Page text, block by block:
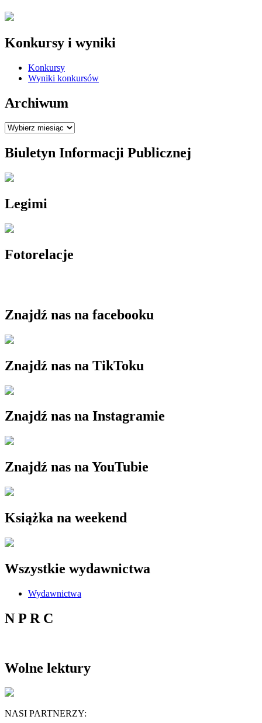
Konkursy i wyniki
Konkursy
Wyniki konkursów
Archiwum
Archiwum
Biuletyn Informacji Publicznej
Legimi
Fotorelacje
Znajdź nas na facebooku
Znajdź nas na TikToku
Znajdź nas na Instagramie
Znajdź nas na YouTubie
Książka na weekend
Wszystkie wydawnictwa
Wydawnictwa
N P R C
Wolne lektury
NASI PARTNERZY: